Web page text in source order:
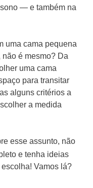
— e também na
uma cama pequena
é mesmo? Da
uma cama
para transitar
alguns critérios a
a medida
esse assunto, não
e tenha ideias
Vamos lá?